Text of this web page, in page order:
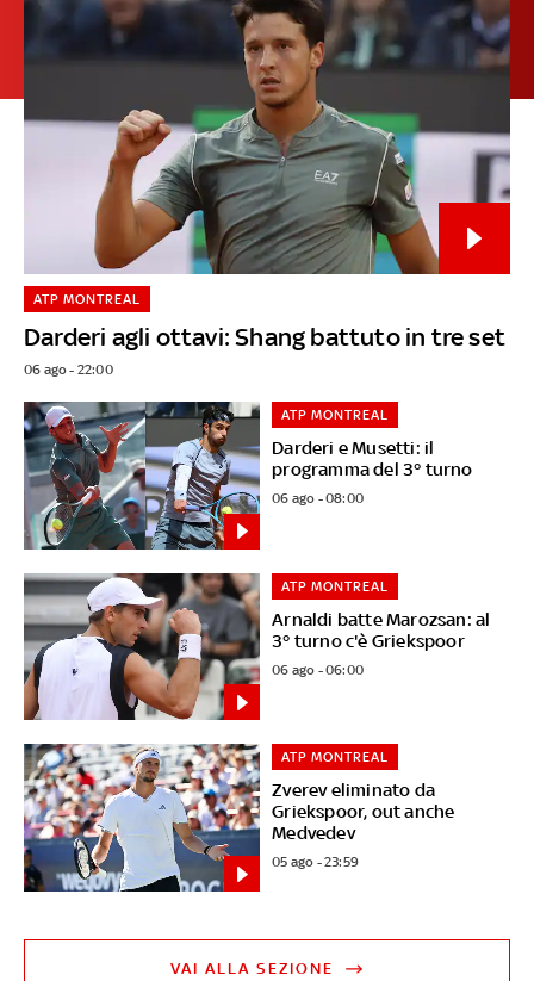
Darderi agli ottavi: Shang battuto in tre set
ATP MONTREAL
06 ago - 22:00
Darderi e Musetti: il
programma del 3° turno
ATP MONTREAL
06 ago - 08:00
Arnaldi batte Marozsan: al
3° turno c'è Griekspoor
ATP MONTREAL
06 ago - 06:00
Zverev eliminato da
Griekspoor, out anche
Medvedev
ATP MONTREAL
05 ago - 23:59
VAI ALLA SEZIONE